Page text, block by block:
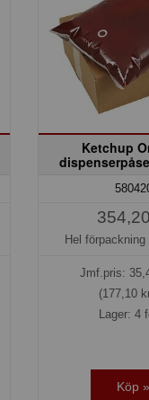
Ketchup
Hel förpackning
Jmf.pris:
(177,10
Lager: 4
Köp »